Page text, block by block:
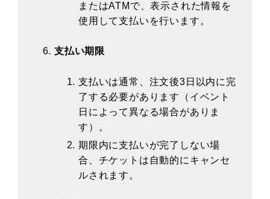
またはATMで、表示された情報を
使用して支払いを行います。
支払い期限
支払いは通常、注文後3日以内に完
了する必要があります（イベント
日によって異なる場合がありま
す）。
期限内に支払いが完了しない場
合、チケットは自動的にキャンセ
ルされます。